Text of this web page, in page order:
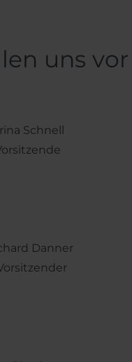
uns vor
Schnell
Danner